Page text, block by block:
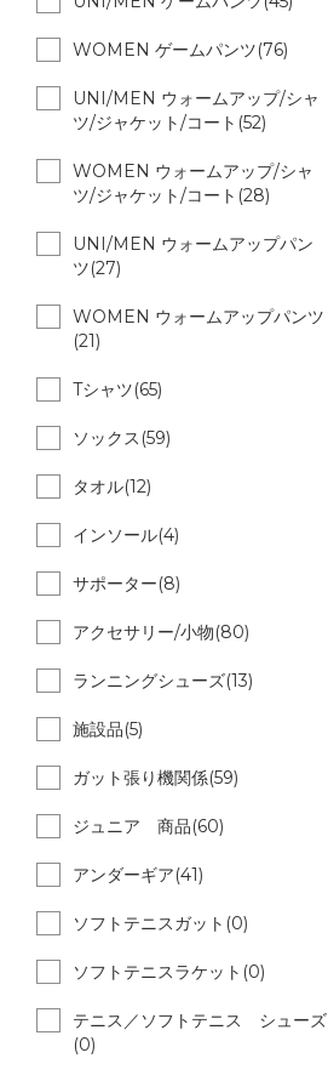
WOMEN ゲームパンツ(76)
UNI/MEN ウォームアップ/シャ
ツ/ジャケット/コート(52)
WOMEN ウォームアップ/シャ
ツ/ジャケット/コート(28)
UNI/MEN ウォームアップパン
ツ(27)
WOMEN ウォームアップパンツ
(21)
Tシャツ(65)
ソックス(59)
タオル(12)
インソール(4)
サポーター(8)
アクセサリー/小物(80)
ランニングシューズ(13)
施設品(5)
ガット張り機関係(59)
ジュニア 商品(60)
アンダーギア(41)
ソフトテニスガット(0)
ソフトテニスラケット(0)
テニス／ソフトテニス シューズ
(0)